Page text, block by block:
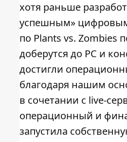
хотя раньше
успешным» цифровым
по Plants vs. Zombies
доберутся до PC и
достигли
благодаря нашим
в сочетании с live-
операционный и
запустила